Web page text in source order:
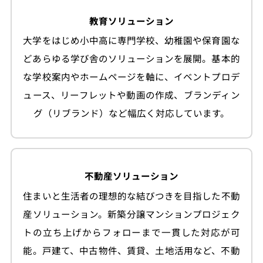
教育ソリューション
大学をはじめ小中高に専門学校、幼稚園や保育園な
どあらゆる学び舎のソリューションを展開。基本的
な学校案内やホームページを軸に、イベントプロデ
ュース、リーフレットや動画の作成、ブランディン
グ（リブランド）など幅広く対応しています。
不動産ソリューション
住まいと生活者の理想的な結びつきを目指した不動
産ソリューション。新築分譲マンションプロジェク
トの立ち上げからフォローまで一貫した対応が可
能。戸建て、中古物件、賃貸、土地活用など、不動